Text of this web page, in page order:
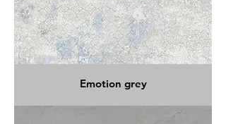
Emotion grey